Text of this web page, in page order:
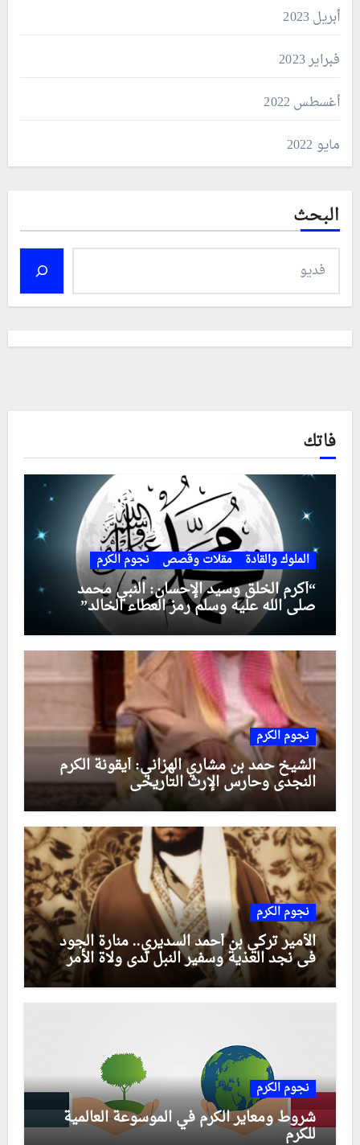
أبريل 2023
فبراير 2023
أغسطس 2022
مايو 2022
البحث
فاتك
الملوك والقادة مقلات وقصص نجوم الكرم
“أكرم الخلق وسيد الإحسان: النبي محمد
صلى الله عليه وسلم رمز العطاء الخالد”
نجوم الكرم
الشيخ حمد بن مشاري الهزاني: أيقونة الكرم
النجدي وحارس الإرث التاريخي
نجوم الكرم
الأمير تركي بن أحمد السديري.. منارة الجود
في نجد العذية وسفير النبل لدى ولاة الأمر
نجوم الكرم
شروط ومعاير الكرم في الموسوعة العالمية
للكرم